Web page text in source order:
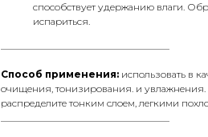
способствует удержанию влаги.
испариться.
Способ применения: использовать в
очищения, тонизирования. и
распределите тонким слоем, легкими